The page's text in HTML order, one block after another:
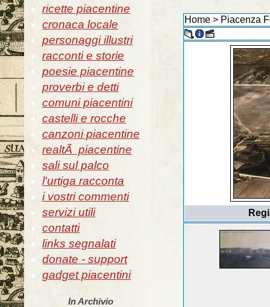
ricette piacentine
cronaca locale
personaggi illustri
racconti e storie
poesie piacentine
proverbi e detti
comuni piacentini
castelli e rocche
canzoni piacentine
realtÃ piacentine
sali sul palco
l'urtiga racconta
i vostri commenti
servizi utili
contatti
links segnalati
donate - support
gadget piacentini
In Archivio
Home> Piacenza